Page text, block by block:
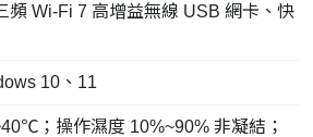
頻 Wi-Fi 7 高增益無線 USB 網卡、快
10、11
；操作濕度 10%~90% 非凝結；